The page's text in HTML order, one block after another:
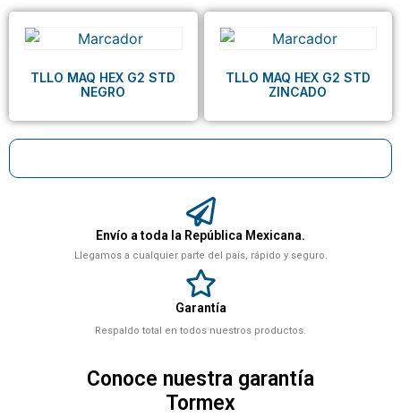
Envío a toda la República Mexicana.
Llegamos a cualquier parte del país, rápido y seguro.
Garantía
Respaldo total en todos nuestros productos.
Conoce nuestra garantía
Tormex
TLLO MAQ HEX G2 STD
NEGRO
TLLO MAQ HEX G2 STD
ZINCADO